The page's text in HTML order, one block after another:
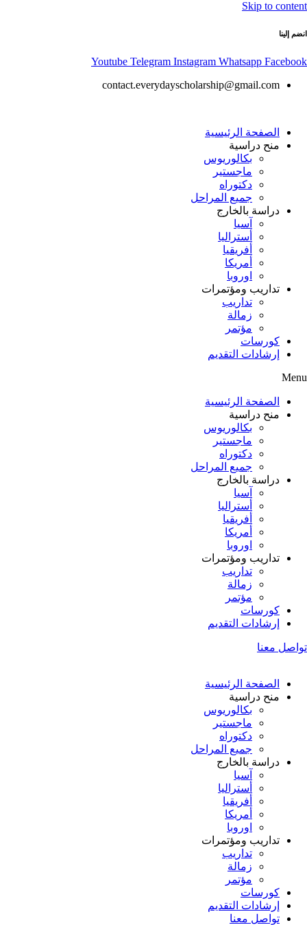
Skip to content
انضم إلينا
Youtube Telegram Instagram Whatsapp Facebook
contact.everydayscholarship@gmail.com
الصفحة الرئيسية
منح دراسية
بكالوريوس
ماجستير
دكتوراه
جميع المراحل
دراسة بالخارج
آسيا
أستراليا
أفريقيا
أمريكا
اوروبا
تداريب ومؤتمرات
تداريب
زمالة
مؤتمر
كورسات
إرشادات التقديم
Menu
الصفحة الرئيسية
منح دراسية
بكالوريوس
ماجستير
دكتوراه
جميع المراحل
دراسة بالخارج
آسيا
أستراليا
أفريقيا
أمريكا
اوروبا
تداريب ومؤتمرات
تداريب
زمالة
مؤتمر
كورسات
إرشادات التقديم
تواصل معنا
الصفحة الرئيسية
منح دراسية
بكالوريوس
ماجستير
دكتوراه
جميع المراحل
دراسة بالخارج
آسيا
أستراليا
أفريقيا
أمريكا
اوروبا
تداريب ومؤتمرات
تداريب
زمالة
مؤتمر
كورسات
إرشادات التقديم
تواصل معنا